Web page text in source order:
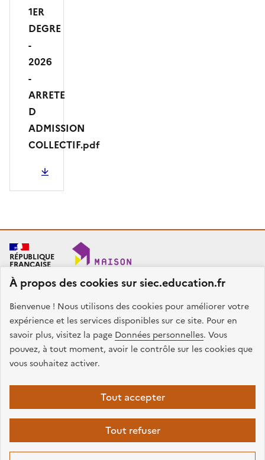
À propos des cookies sur siec.education.fr
Bienvenue ! Nous utilisons des cookies pour améliorer votre
expérience et les services disponibles sur ce site. Pour en
savoir plus, visitez la page Données personnelles. Vous
pouvez, à tout moment, avoir le contrôle sur les cookies que
vous souhaitez activer.
Tout accepter
Tout refuser
1ER
DEGRE
-
2026
-
ARRETE
D
ADMISSION
COLLECTIF.pdf
PDF - 220.77 Ko
RÉPUBLIQUE
FRANÇAISE
SIEC - Maison des examens
Académies de Créteil, Paris et Versailles
7, rue Ernest Renan
94749 ARCUEIL CEDEX
Nous contacter
facebook
x instagramlinkedin
Gestion des cookies